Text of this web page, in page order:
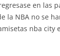
en las
la NBA no se
nba city